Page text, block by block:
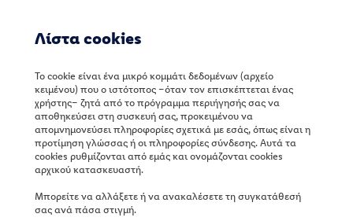
Όροι Διαγωνισμού
Προστασία Προσωπικών Δεδομένων
Μέσα Κοινωνικής Δικτύωσης
Ο κόσμος των cookies στην Lidl
Εξυπηρέτηση Πελατών
Αξιολόγηση Εξυπηρέτησης Πελατών
Επιχειρηματικοί εταίροι
Λίστα cookies
Το cookie είναι ένα μικρό κομμάτι δεδομένων (αρχείο
κειμένου) που ο ιστότοπος –όταν τον επισκέπτεται ένας
χρήστης– ζητά από το πρόγραμμα περιήγησής σας να
αποθηκεύσει στη συσκευή σας, προκειμένου να
απομνημονεύσει πληροφορίες σχετικά με εσάς, όπως είναι η
προτίμηση γλώσσας ή οι πληροφορίες σύνδεσης. Αυτά τα
cookies ρυθμίζονται από εμάς και ονομάζονται cookies
αρχικού κατασκευαστή.
Μπορείτε να αλλάξετε ή να ανακαλέσετε τη συγκατάθεσή
σας ανά πάσα στιγμή.